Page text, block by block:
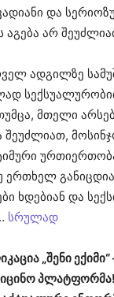
და
არ
ადგილზე
მთელი
შეუძლიათ,
ხდებიან და
სრულად
„შენი
პლატფორმა!